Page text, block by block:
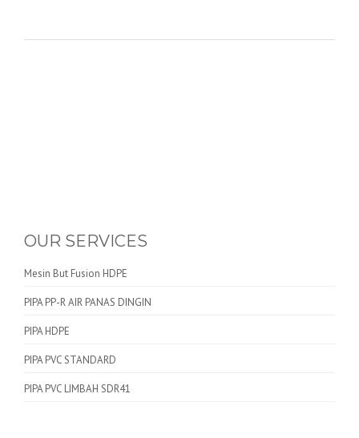
OUR SERVICES
Mesin But Fusion HDPE
PIPA PP-R AIR PANAS DINGIN
PIPA HDPE
PIPA PVC STANDARD
PIPA PVC LIMBAH SDR41